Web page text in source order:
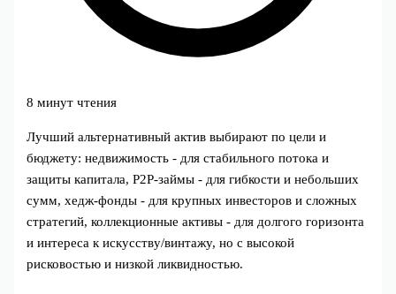
8 минут чтения
Лучший альтернативный актив выбирают по цели и
бюджету: недвижимость - для стабильного потока и
защиты капитала, P2P‑займы - для гибкости и небольших
сумм, хедж‑фонды - для крупных инвесторов и сложных
стратегий, коллекционные активы - для долгого горизонта
и интереса к искусству/винтажу, но с высокой
рисковостью и низкой ликвидностью.